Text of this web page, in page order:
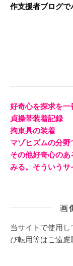
作支援者ブログで
好奇心を探求を一
貞操帯装着記録
拘束具の装着
マゾヒズムの分
その他好奇心の
みる。そういう
画
当サイトで使用
び転用等はご遠慮